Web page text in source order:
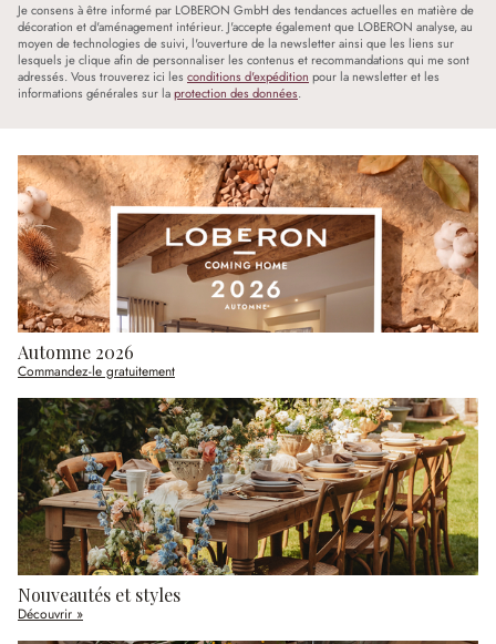
Je consens à être informé par LOBERON GmbH des tendances actuelles en matière de
décoration et d'aménagement intérieur. J'accepte également que LOBERON analyse, au
moyen de technologies de suivi, l'ouverture de la newsletter ainsi que les liens sur
lesquels je clique afin de personnaliser les contenus et recommandations qui me sont
adressés. Vous trouverez ici les conditions d'expédition pour la newsletter et les
informations générales sur laprotection des données.
Automne 2026
Commandez-le gratuitement
Nouveautés et styles
Découvrir »